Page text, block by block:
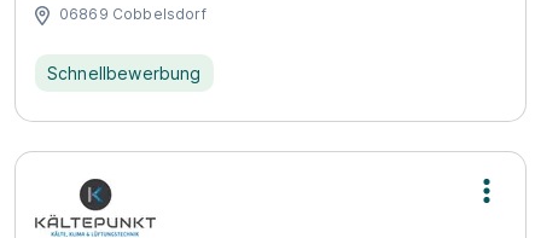
06869 Cobbelsdorf
Schnellbewerbung